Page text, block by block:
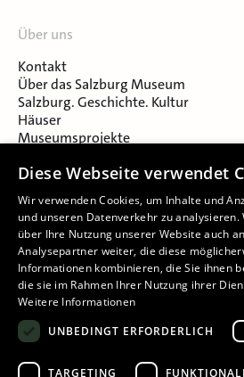
Über uns
Kontakt
Über das Salzburg Museum
Salzburg. Geschichte. Kultur
Häuser
Museumsprojekte
Museumsverein Celtic Heritage
Impressum
Datenschutz
Barrierefreiheitserklärung
Diese Webseite verwendet
Wir verwenden Cookies, um Inhalte und
und unseren Datenverkehr zu
über Ihre Nutzung unserer Website auch
Analysepartner weiter, die diese
Informationen kombinieren, die Sie ihnen
die sie im Rahmen Ihrer Nutzung ihrer
Weitere Informationen
UNBEDINGT ERFORDERLICH
TARGETING